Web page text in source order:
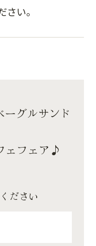
い。
グルサンド
ェフェア♪
ださい